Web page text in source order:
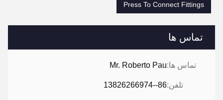
تماس ها
تماس ها:Mr. Roberto Pau
تلفن:86--13826266974
Press To Connect Fittings